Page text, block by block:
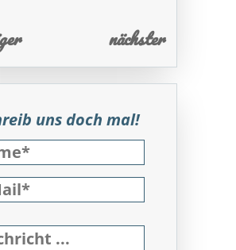
nächster
uns doch mal!